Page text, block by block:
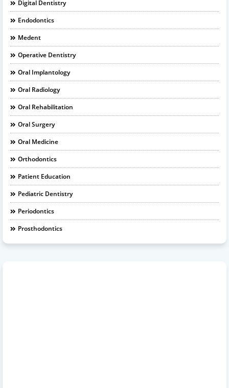
Digital Dentistry
Endodontics
Medent
Operative Dentistry
Oral Implantology
Oral Radiology
Oral Rehabilitation
Oral Surgery
Oral Medicine
Orthodontics
Patient Education
Pediatric Dentistry
Periodontics
Prosthodontics